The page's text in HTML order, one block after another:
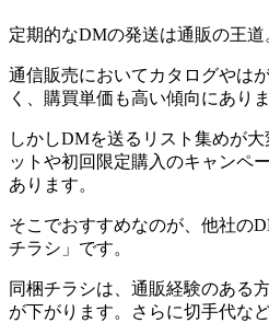
定期的なDMの発送は通販の王道
通信販売においてカタログやは
く、購買単価も高い傾向にありま
しかしDMを送るリスト集めが
ットや初回限定購入のキャンペ
あります。
そこでおすすめなのが、他社の
チラシ」です。
同梱チラシは、通販経験のある
が下がります。さらに切手代な